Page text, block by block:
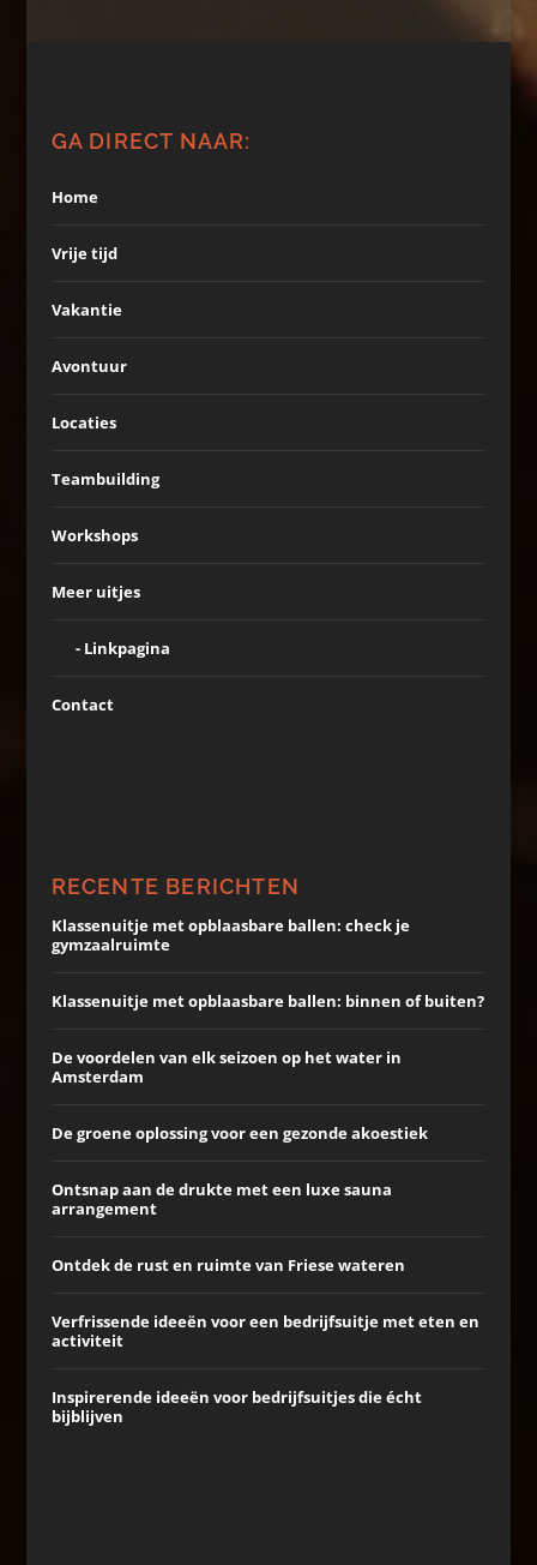
GA DIRECT NAAR:
Home
Vrije tijd
Vakantie
Avontuur
Locaties
Teambuilding
Workshops
Meer uitjes
Linkpagina
Contact
RECENTE BERICHTEN
Klassenuitje met opblaasbare ballen: check je
gymzaalruimte
Klassenuitje met opblaasbare ballen: binnen of buiten?
De voordelen van elk seizoen op het water in
Amsterdam
De groene oplossing voor een gezonde akoestiek
Ontsnap aan de drukte met een luxe sauna
arrangement
Ontdek de rust en ruimte van Friese wateren
Verfrissende ideeën voor een bedrijfsuitje met eten en
activiteit
Inspirerende ideeën voor bedrijfsuitjes die écht
bijblijven